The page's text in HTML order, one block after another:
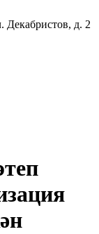
Декабристов, д. 2